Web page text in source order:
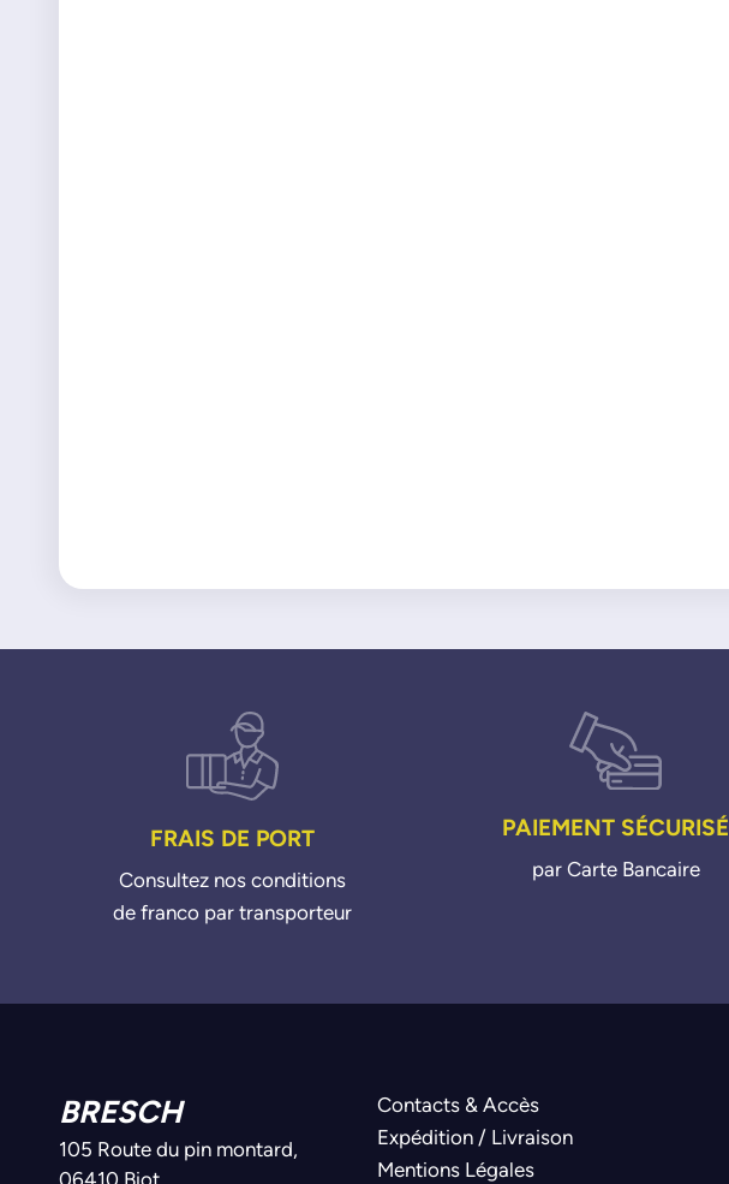
FRAIS DE PORT
Consultez nos conditions
de franco par transporteur
PAIEMENT SÉCURISÉ
par Carte Bancaire
BRESCH
105 Route du pin montard,
06410 Biot
Contacts & Accès
Expédition / Livraison
Mentions Légales